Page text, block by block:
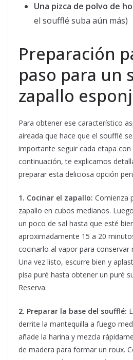
Una pizca de polvo de
el soufflé suba aún más)
Preparación
paso para un
zapallo
Para obtener ese característico
aireada que hace que el soufflé
importante seguir cada etapa con
continuación, te explicamos
preparar esta deliciosa opción
1. Cocinar el zapallo: Comienza
zapallo en cubos medianos.
un poco de sal hasta que esté
aproximadamente 15 a 20
cocinarlo al vapor para conservar
Una vez listo, escurre bien y
pisa puré hasta obtener un puré
Reserva.
2. Preparar la base del soufflé:
derrite la mantequilla a fuego
añade la harina y mezcla
de madera para formar un roux.